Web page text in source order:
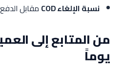
نسبة الإلغاء COD
مقابل
يوماً